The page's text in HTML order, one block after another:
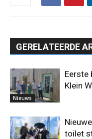
GERELATEERDE
Nieuws
Eerste
Klein
toilet